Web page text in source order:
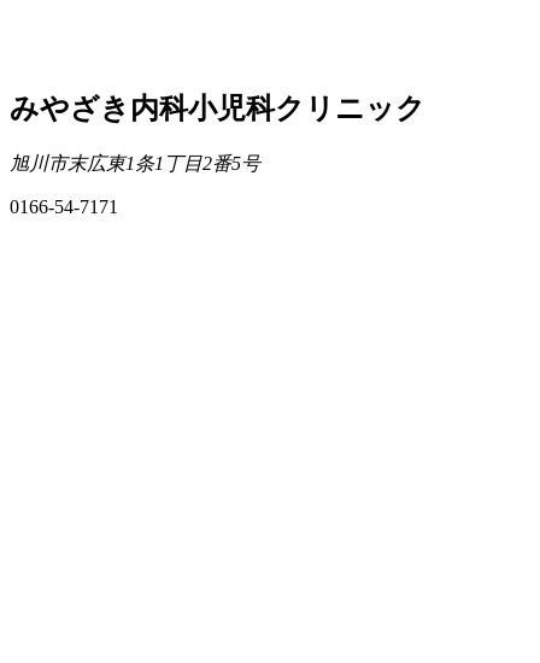
みやざき内科小児科クリニック
旭川市末広東1条1丁目2番5号
0166-54-7171